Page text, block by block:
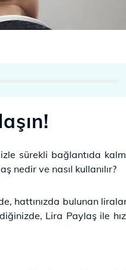
sürekli bağlantıda
nedir ve nasıl kullanılır?
hattınızda bulunan
Lira Paylaş ile